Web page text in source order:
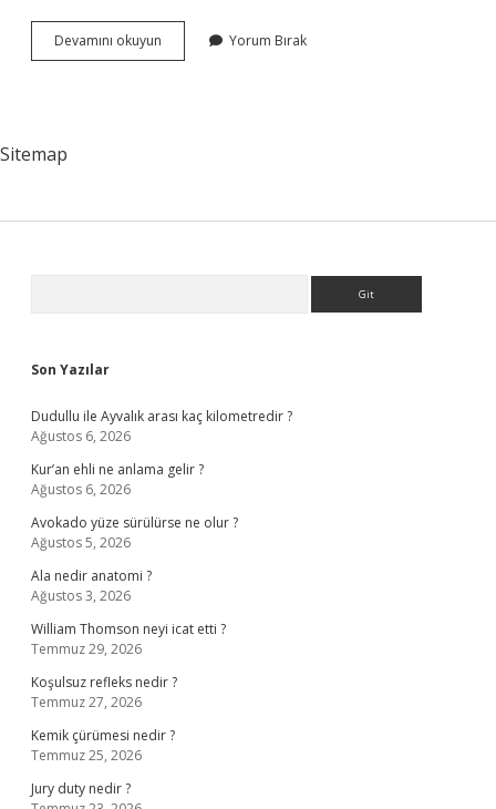
Devamını okuyun
Doğan
Yorum Bırak
Sitemap
Son Yazılar
Dudullu ile Ayvalık arası kaç kilometredir ?
Ağustos 6, 2026
Kur’an ehli ne anlama gelir ?
Ağustos 6, 2026
Avokado yüze sürülürse ne olur ?
Ağustos 5, 2026
Ala nedir anatomi ?
Ağustos 3, 2026
William Thomson neyi icat etti ?
Temmuz 29, 2026
Koşulsuz refleks nedir ?
Temmuz 27, 2026
Kemik çürümesi nedir ?
Temmuz 25, 2026
Jury duty nedir ?